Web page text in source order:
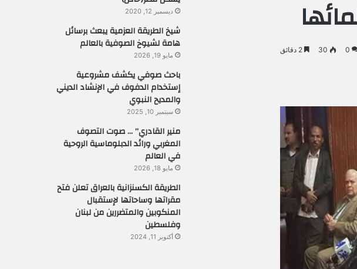
0
30
ديسمبر 12, 2020
شيخ الطريقة العزمية يبعث برسائل
هامة لشيوخ الصوفية بالعالم
مايو 19, 2026
باحث صوفي يكشف مشروعية
إستخدام الدفوف في الإنشاد الديني
والمديح النبوي
سبتمبر 10, 2025
منير القادري” … صوت التصوف
المغربي ورائد الدبلوماسية الروحية
في العالم
مايو 18, 2026
الطريقة الكسنزانية بالعراق تعلن فتح
مقراتها وساحاتها لإستقبال
المنكوبين والمتضررين من لبنان
وفلسطين
أكتوبر 11, 2024